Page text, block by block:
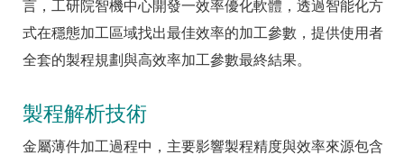
言，工研院智機中心開發一效率優化軟體，透過智能化方
式在穩態加工區域找出最佳效率的加工參數，提供使用者
全套的製程規劃與高效率加工參數最終結果。
製程解析技術
金屬薄件加工過程中，主要影響製程精度與效率來源包含